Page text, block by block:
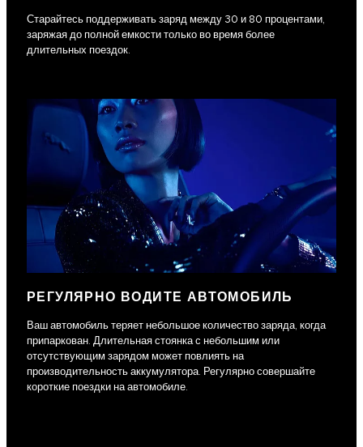
Старайтесь поддерживать заряд между 30 и 80 процентами,
заряжая до полной емкости только во время более
длительных поездок.
РЕГУЛЯРНО ВОДИТЕ АВТОМОБИЛЬ
Ваш автомобиль теряет небольшое количество заряда, когда
припаркован. Длительная стоянка с небольшим или
отсутствующим зарядом может повлиять на
производительность аккумулятора. Регулярно совершайте
короткие поездки на автомобиле.